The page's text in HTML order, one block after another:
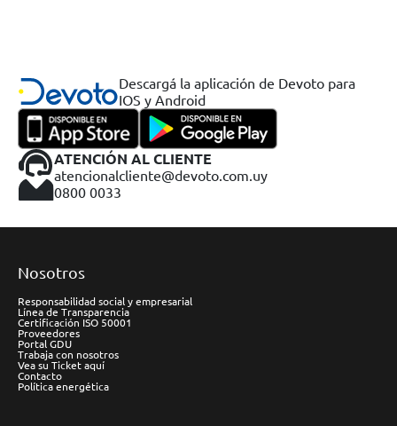
Descargá la aplicación de Devoto para
IOS y Android
ATENCIÓN AL CLIENTE
atencionalcliente@devoto.com.uy
0800 0033
Nosotros
Responsabilidad social y empresarial
Línea de Transparencia
Certificación ISO 50001
Proveedores
Portal GDU
Trabaja con nosotros
Vea su Ticket aquí
Contacto
Política energética